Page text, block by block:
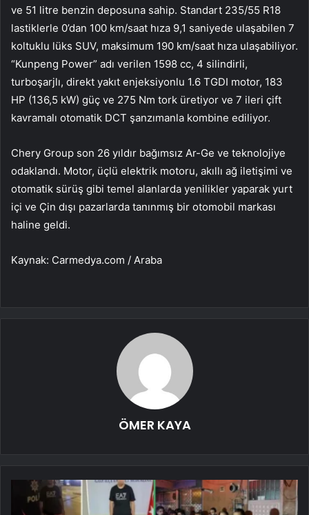
ve 51 litre benzin deposuna sahip. Standart 235/55 R18
lastiklerle 0’dan 100 km/saat hıza 9,1 saniyede ulaşabilen 7
koltuklu lüks SUV, maksimum 190 km/saat hıza ulaşabiliyor.
“Kunpeng Power” adı verilen 1598 cc, 4 silindirli,
turboşarjlı, direkt yakıt enjeksiyonlu 1.6 TGDI motor, 183
HP (136,5 kW) güç ve 275 Nm tork üretiyor ve 7 ileri çift
kavramalı otomatik DCT şanzımanla kombine ediliyor.
Chery Group son 26 yıldır bağımsız Ar-Ge ve teknolojiye
odaklandı. Motor, üçlü elektrik motoru, akıllı ağ iletişimi ve
otomatik sürüş gibi temel alanlarda yenilikler yaparak yurt
içi ve Çin dışı pazarlarda tanınmış bir otomobil markası
haline geldi.
Kaynak: Carmedya.com / Araba
ÖMER KAYA